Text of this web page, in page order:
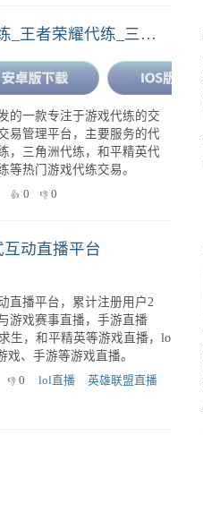
代练通_英雄联盟(LOL手游)代练_王者荣耀代练_三角洲代练护航跑刀_英雄联盟手游（撸啊撸手游）代练_国内权威安全的游戏代练交易平台
的一款专注于游戏代练的交
易管理平台，主要服务的代
，三角洲代练，和平精英代
等热门游戏代练交易。
0 0
动直播平台
直播平台，累计注册用户2
游戏赛事直播，手游直播
生，和平精英等游戏直播，lo
戏、手游等游戏直播。
0 lol直播
英雄联盟直播